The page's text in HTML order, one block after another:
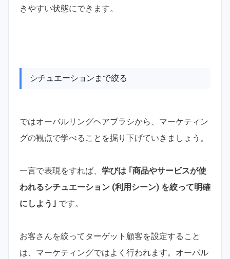
きやすい状態にできます。
シチュエーションまで絞る
ではオーバルリングヘアブラシから、マーケティン
グの観点で学べることを掘り下げていきましょう。
一言で表現をすれば、 学びは ｢商品やサービスが使
われるシチュエーション (利用シーン) を絞って明確
にしよう｣ です。
お客さんを絞ってターゲット顧客を設定すること
は、マーケティングではよく行われます。オーバル